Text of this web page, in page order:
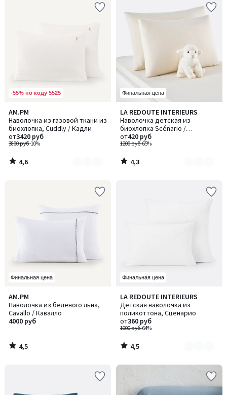
-55% по коду 5525
AM.PM
Наволочка из газовой ткани из
биохлопка, Cuddly / Кадли
3800 руб-10%
от3420 руб
4,6
/ 5
Количество
цветов:
2
4,6
/
Финальная цена
LA REDOUTE INTERIEURS
Наволочка детская из
биохлопка Scénario /
Сценарио
1200 руб-65%
от420 руб
4,3
/ 5
Количество
цветов:
2
4,3
/
Финальная цена
AM.PM
Наволочка из беленого льна,
Cavallo / Кавалло
4000 руб
4,5
/ 5
4,5
/
Финальная цена
LA REDOUTE INTERIEURS
Детская наволочка из
поликоттона, Сценарио
1000 руб-64%
от360 руб
4,5
/ 5
Количество
цветов:
6
4,5
/